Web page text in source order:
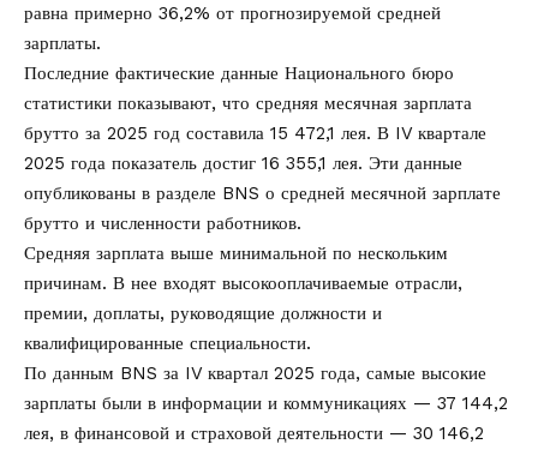
равна примерно 36,2% от прогнозируемой средней
зарплаты.
Последние фактические данные Национального бюро
статистики показывают, что средняя месячная зарплата
брутто за 2025 год составила 15 472,1 лея. В IV квартале
2025 года показатель достиг 16 355,1 лея. Эти данные
опубликованы в разделе BNS о средней месячной зарплате
брутто и численности работников.
Средняя зарплата выше минимальной по нескольким
причинам. В нее входят высокооплачиваемые отрасли,
премии, доплаты, руководящие должности и
квалифицированные специальности.
По данным BNS за IV квартал 2025 года, самые высокие
зарплаты были в информации и коммуникациях — 37 144,2
лея, в финансовой и страховой деятельности — 30 146,2